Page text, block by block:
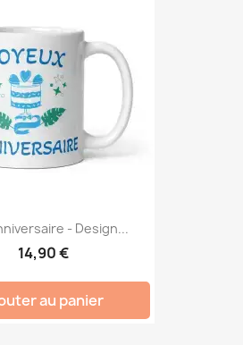
- Design...
14,90 €
au panier